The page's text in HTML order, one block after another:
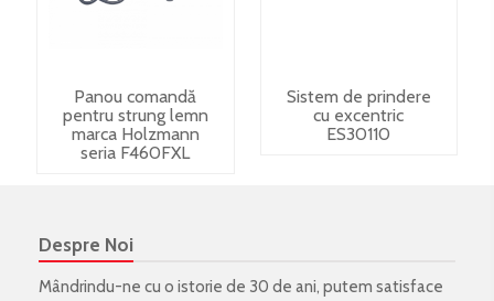
Panou comandă
pentru strung lemn
marca Holzmann
seria F460FXL
Sistem de prindere
cu excentric
ES30110
Despre Noi
Mândrindu-ne cu o istorie de 30 de ani, putem satisface